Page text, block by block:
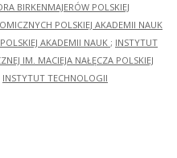
BIRKENMAJERÓW POLSKIEJ
POLSKIEJ AKADEMII NAUK
AKADEMII NAUK ; INSTYTUT
IM. MACIEJA NAŁĘCZA POLSKIEJ
INSTYTUT TECHNOLOGII